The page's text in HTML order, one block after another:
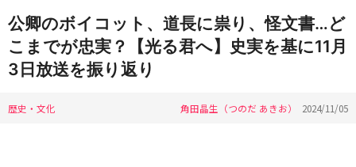
公卿のボイコット、道長に祟り、怪文書…ど
こまでが忠実？【光る君へ】史実を基に11月
3日放送を振り返り
歴史・文化 角田晶生（つのだ あきお） 2024/11/05